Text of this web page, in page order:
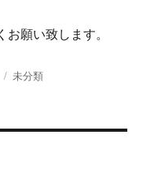
願い致します。
カ
リ
未分類